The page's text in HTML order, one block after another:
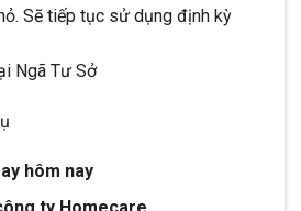
Sẽ tiếp tục sử dụng định kỳ
Ngã Tư Sở
hôm nay